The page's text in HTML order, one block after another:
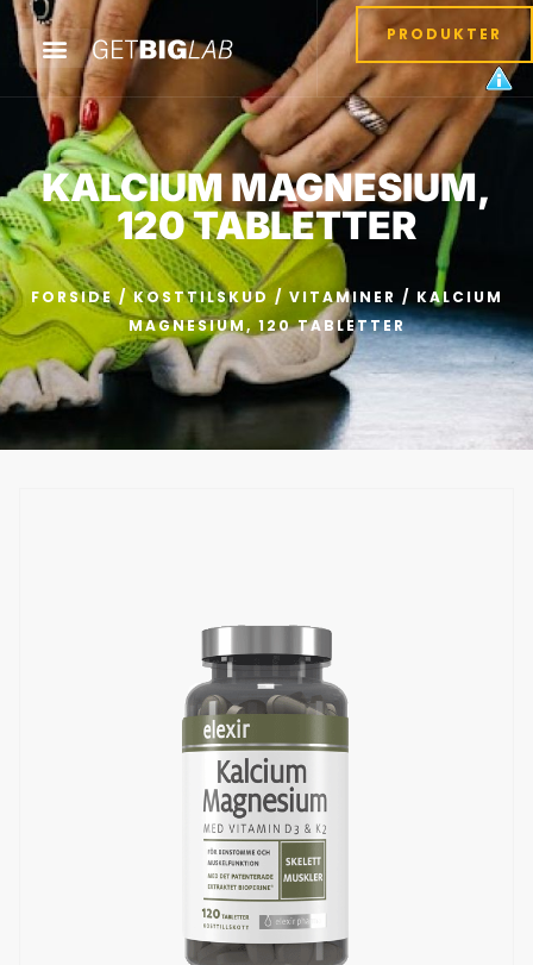
PRODUKTER
KALCIUM MAGNESIUM,
120 TABLETTER
FORSIDE/KOSTTILSKUD / VITAMINER / KALCIUM
MAGNESIUM, 120 TABLETTER